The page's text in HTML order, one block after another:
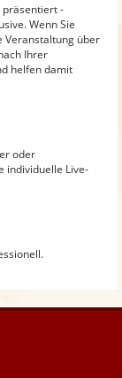
präsentiert -
Wenn Sie
Veranstaltung über
Ihrer
helfen damit
oder
individuelle Live-